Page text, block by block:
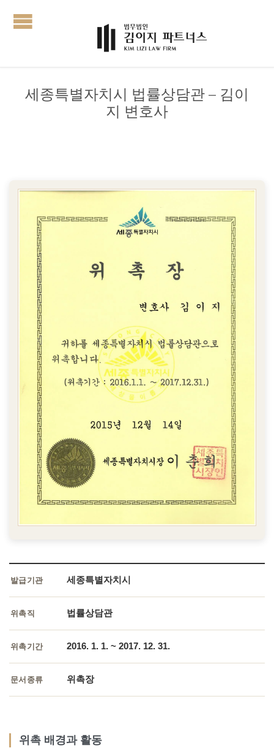
세종특별자치시 법률상담관 – 김이
지 변호사
발급기관 세종특별자치시
위촉직 법률상담관
위촉기간 2016. 1. 1. ~ 2017. 12. 31.
문서종류 위촉장
위촉 배경과 활동